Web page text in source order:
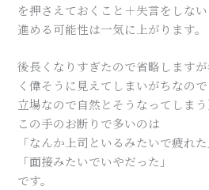
を押さえておくこと＋失言をしな
進める可能性は一気に上がります。
後長くなりすぎたので省略します
く偉そうに見えてしまいがちなの
立場なので自然とそうなってしまう
この手のお断りで多いのは
「なんか上司といるみたいで疲れた
「面接みたいでいやだった」
です。